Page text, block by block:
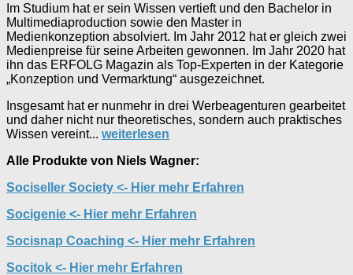
Im Studium hat er sein Wissen vertieft und den Bachelor in
Multimediaproduction sowie den Master in
Medienkonzeption absolviert. Im Jahr 2012 hat er gleich zwei
Medienpreise für seine Arbeiten gewonnen. Im Jahr 2020 hat
ihn das ERFOLG Magazin als Top-Experten in der Kategorie
„Konzeption und Vermarktung“ ausgezeichnet.
Insgesamt hat er nunmehr in drei Werbeagenturen gearbeitet
und daher nicht nur theoretisches, sondern auch praktisches
Wissen vereint... weiterlesen
Alle Produkte von Niels Wagner:
Sociseller Society <- Hier mehr Erfahren
Socigenie <- Hier mehr Erfahren
Socisnap Coaching <- Hier mehr Erfahren
Socitok <- Hier mehr Erfahren